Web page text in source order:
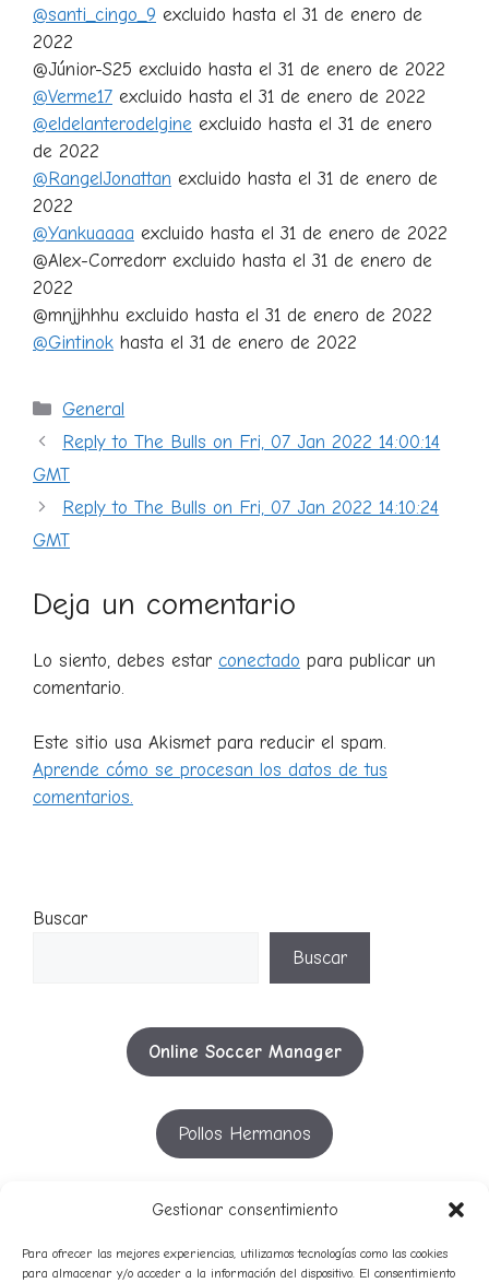
Gestionar consentimiento
Para ofrecer las mejores experiencias, utilizamos tecnologías como las cookies
para almacenar y/o acceder a la información del dispositivo. El consentimiento
@santi_cingo_9 excluido hasta el 31 de enero de
2022
@Júnior-S25 excluido hasta el 31 de enero de 2022
@Verme17 excluido hasta el 31 de enero de 2022
@eldelanterodelgine excluido hasta el 31 de enero
de 2022
@RangelJonattan excluido hasta el 31 de enero de
2022
@Yankuaaaa excluido hasta el 31 de enero de 2022
@Alex-Corredorr excluido hasta el 31 de enero de
2022
@mnjjhhhu excluido hasta el 31 de enero de 2022
@Gintinok hasta el 31 de enero de 2022
Categorías
General
Reply to The Bulls on Fri, 07 Jan 2022 14:00:14
GMT
Reply to The Bulls on Fri, 07 Jan 2022 14:10:24
GMT
Deja un comentario
Lo siento, debes estar conectado para publicar un
comentario.
Este sitio usa Akismet para reducir el spam.
Aprende cómo se procesan los datos de tus
comentarios.
Buscar
Buscar
Online Soccer Manager
Pollos Hermanos
YouTube